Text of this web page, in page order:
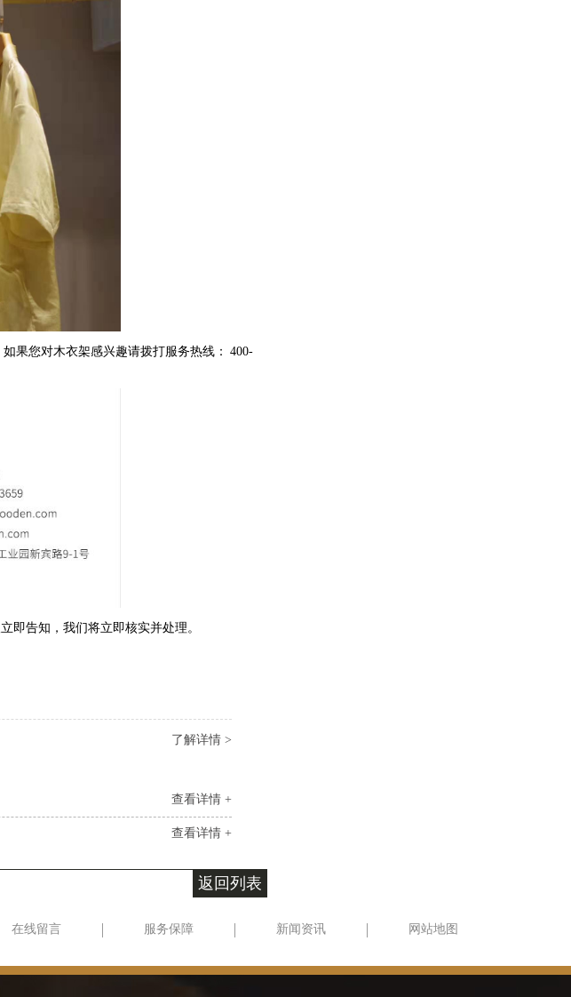
果您对木衣架感兴趣请拨打服务热线： 400-
即告知，我们将立即核实并处理。
了解详情 >
查看详情 +
查看详情 +
返回列表
在线留言 服务保障 新闻资讯 网站地图